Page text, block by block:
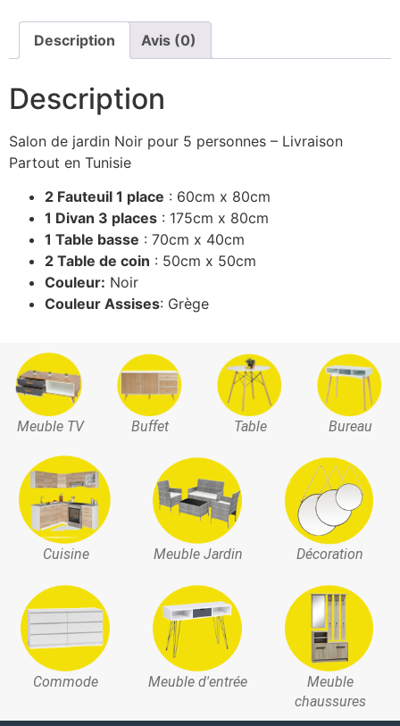
Description Avis (0)
Description
Salon de jardin Noir pour 5 personnes – Livraison
Partout en Tunisie
2 Fauteuil 1 place : 60cm x 80cm
1 Divan 3 places : 175cm x 80cm
1 Table basse : 70cm x 40cm
2 Table de coin : 50cm x 50cm
Couleur: Noir
Couleur Assises: Grège
Meuble TV Buffet Table Bureau
Cuisine Meuble Jardin Décoration
Commode Meuble d'entrée
Meuble
chaussures